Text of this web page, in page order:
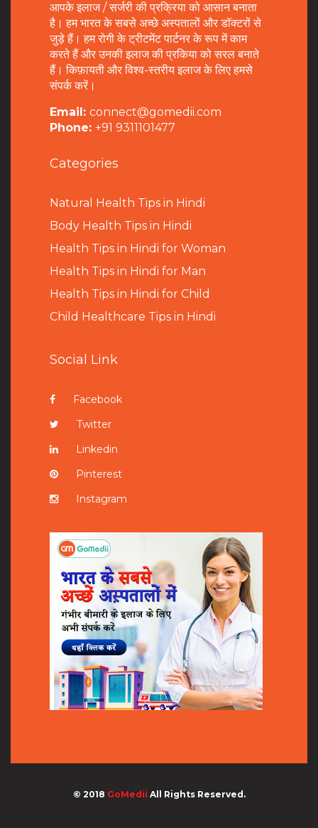
आपके इलाज / सर्जरी की प्रक्रिया को आसान बनाता
है। हम भारत के सबसे अच्छे अस्पतालों और डॉक्टरों से
जुड़े हैं। हम रोगी के ट्रीटमेंट पार्टनर के रूप में काम
करते हैं और उनकी इलाज की प्रकिया को सरल बनाते
हैं। किफ़ायती और विश्व-स्तरीय इलाज के लिए हमसे
संपर्क करें।
Email: connect@gomedii.com
Phone: +91 9311101477
Categories
Natural Health Tips in Hindi
Body Health Tips in Hindi
Health Tips in Hindi for Woman
Health Tips in Hindi for Man
Health Tips in Hindi for Child
Child Healthcare Tips in Hindi
Social Link
Facebook
Twitter
Linkedin
Pinterest
Instagram
© 2018 GoMedii All Rights Reserved.